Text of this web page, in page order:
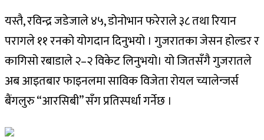
यस्तै, रविन्द्र जडेजाले ४५, डोनोभान फरेराले ३८ तथा रियान
परागले ११ रनको योगदान दिनुभयो । गुजरातका जेसन होल्डर र
कागिसो रबाडाले २–२ विकेट लिनुभयो। यो जितसँगै गुजरातले
अब आइतबार फाइनलमा साविक विजेता रोयल च्यालेन्जर्स
बैंगलुरु “आरसिबी” सँग प्रतिस्पर्धा गर्नेछ ।